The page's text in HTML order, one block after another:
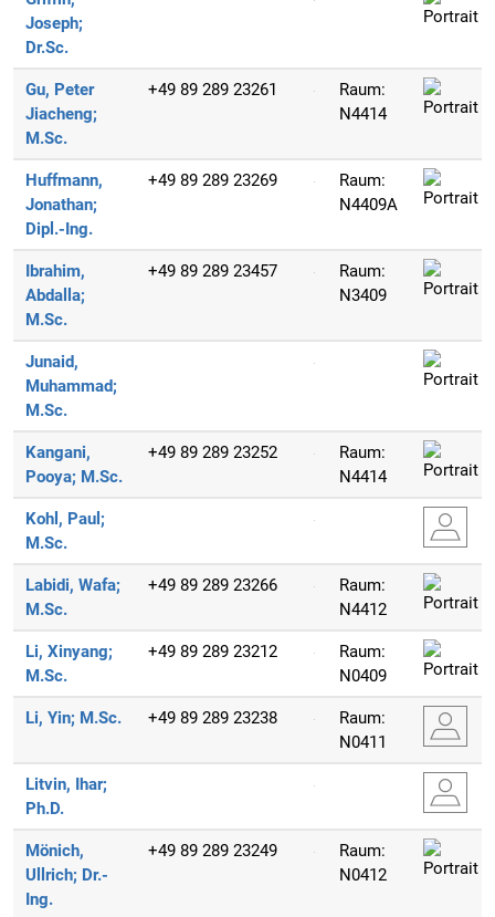
Joseph;
Dr.Sc.
Gu, Peter
Jiacheng;
M.Sc.
+49 89 289 23261
Raum:
N4414
Huffmann,
Jonathan;
Dipl.-Ing.
+49 89 289 23269
Raum:
N4409A
Ibrahim,
Abdalla;
M.Sc.
+49 89 289 23457
Raum:
N3409
Junaid,
Muhammad;
M.Sc.
Kangani,
Pooya; M.Sc.
+49 89 289 23252
Raum:
N4414
Kohl, Paul;
M.Sc.
Labidi, Wafa;
M.Sc.
+49 89 289 23266
Raum:
N4412
Li, Xinyang;
M.Sc.
+49 89 289 23212
Raum:
N0409
Li, Yin; M.Sc. +49 89 289 23238
Raum:
N0411
Litvin, Ihar;
Ph.D.
Mönich,
Ullrich; Dr.-
Ing.
+49 89 289 23249
Raum:
N0412